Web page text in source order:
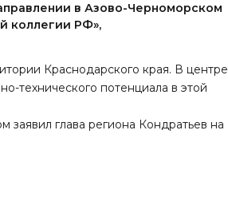
в Азово-Черноморском
коллегии РФ»,
Краснодарского края. В центре
технического потенциала в этой
заявил глава региона Кондратьев на